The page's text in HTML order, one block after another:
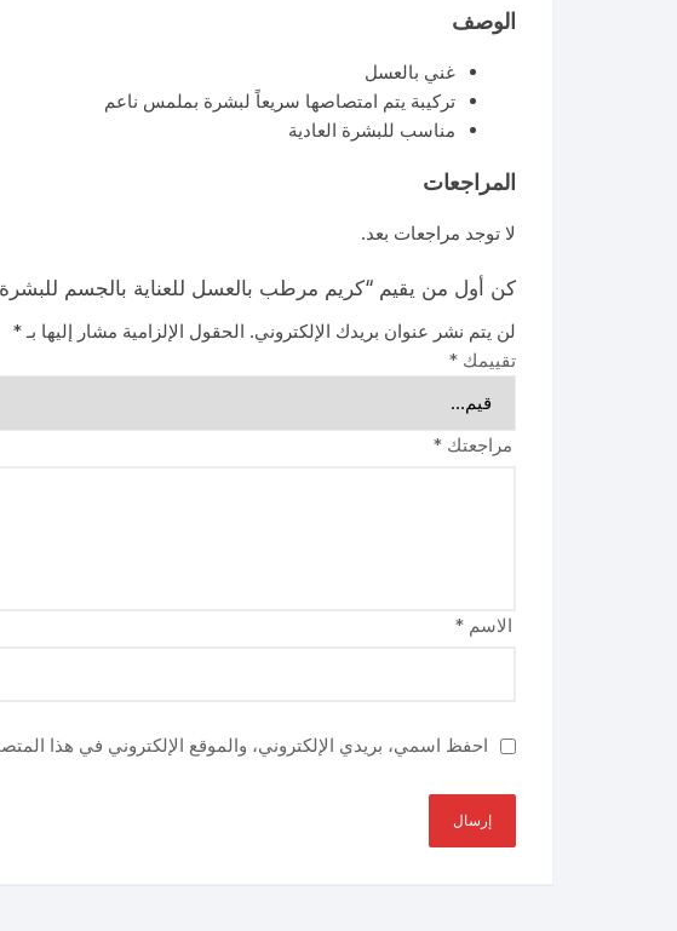
الوصف
غني بالعسل
تركيبة يتم امتصاصها سريعاً لبشرة بملمس ناعم
مناسب للبشرة العادية
المراجعات
لا توجد مراجعات بعد.
كن أول من يقيم “كريم مرطب بالعسل للعناية بالجسم للبشرة
لن يتم نشر عنوان بريدك الإلكتروني. الحقول الإلزامية مشار إليها بـ *
تقييمك *
مراجعتك *
الاسم *
احفظ اسمي، بريدي الإلكتروني، والموقع الإلكتروني في هذا